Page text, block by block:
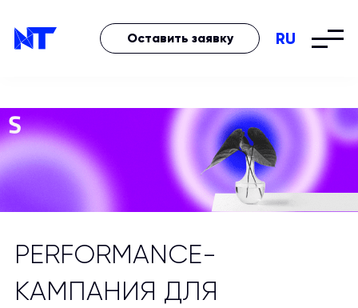
RU
Оставить заявку
PERFORMANCE-
КАМПАНИЯ ДЛЯ